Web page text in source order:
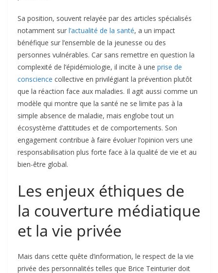
Sa position, souvent relayée par des articles spécialisés
notamment sur l’actualité de la santé, a un impact
bénéfique sur l’ensemble de la jeunesse ou des
personnes vulnérables. Car sans remettre en question la
complexité de l’épidémiologie, il incite à une prise de
conscience collective en privilégiant la prévention plutôt
que la réaction face aux maladies. Il agit aussi comme un
modèle qui montre que la santé ne se limite pas à la
simple absence de maladie, mais englobe tout un
écosystème d’attitudes et de comportements. Son
engagement contribue à faire évoluer l’opinion vers une
responsabilisation plus forte face à la qualité de vie et au
bien-être global.
Les enjeux éthiques de
la couverture médiatique
et la vie privée
Mais dans cette quête d’information, le respect de la vie
privée des personnalités telles que Brice Teinturier doit